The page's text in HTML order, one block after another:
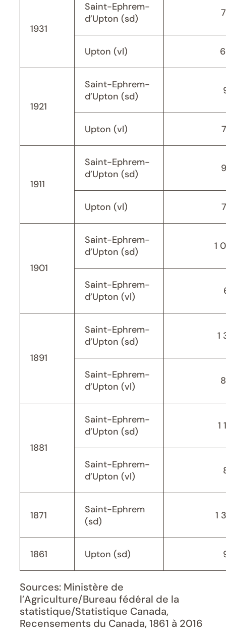
1931
Saint-Ephrem-
d’Upton (sd)
Upton (vl)
1921
Saint-Ephrem-
d’Upton (sd)
Upton (vl)
1911
Saint-Ephrem-
d’Upton (sd)
Upton (vl)
1901
Saint-Ephrem-
d’Upton (sd)
1
Saint-Ephrem-
d’Upton (vl)
1891
Saint-Ephrem-
d’Upton (sd)
1
Saint-Ephrem-
d’Upton (vl)
1881
Saint-Ephrem-
d’Upton (sd)
1
Saint-Ephrem-
d’Upton (vl)
1871
Saint-Ephrem
(sd)
1
1861 Upton (sd)
Sources: Ministère de
l’Agriculture/Bureau fédéral de la
statistique/Statistique Canada,
Recensements du Canada, 1861 à 2016